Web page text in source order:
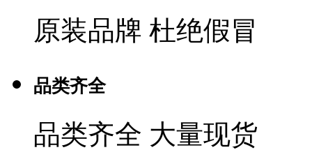
原装品牌 杜绝假冒
品类齐全
品类齐全 大量现货